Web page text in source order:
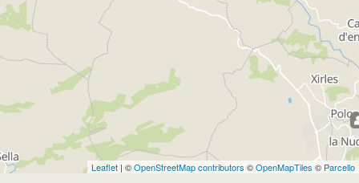
Leaflet | ©OpenStreetMap contributors ©OpenMapTiles © Parcello